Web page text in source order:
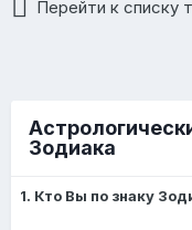
Перейти к списку
Зодиака
1. Кто Вы по знаку